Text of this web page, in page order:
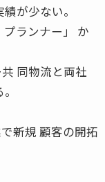
が少ない。
ランナー」 か
同物流と両社
新規 顧客の開拓